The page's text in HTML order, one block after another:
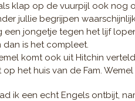
klap op de vuurpijl ook nog
jullie begrijpen
een jongetje tegen het lijf
is het compleet.
komt ook uit Hitchin
het huis van de Fam. Wemel
ik een echt Engels ontbijt,